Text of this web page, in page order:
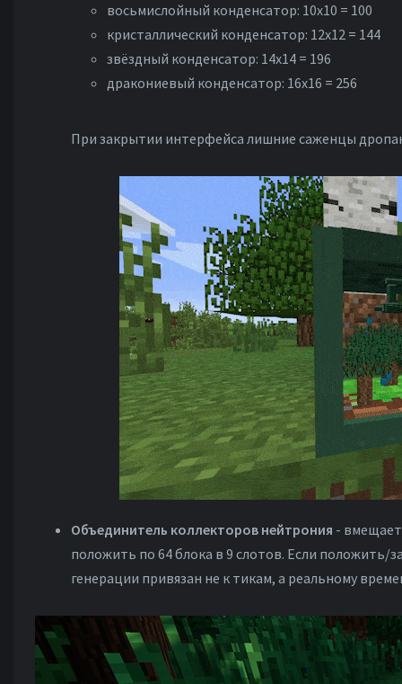
восьмислойный конденсатор: 10х10 = 100
кристаллический конденсатор: 12х12 = 144
звёздный конденсатор: 14х14 = 196
дракониевый конденсатор: 16х16 = 256
При закрытии интерфейса лишние саженцы
Объединитель коллекторов нейтрония -
положить по 64 блока в 9 слотов. Если положить/
генерации привязан не к тикам, а реальному